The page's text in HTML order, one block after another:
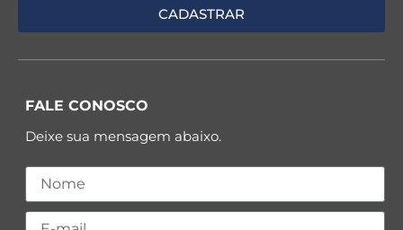
FALE CONOSCO
Deixe sua mensagem abaixo.